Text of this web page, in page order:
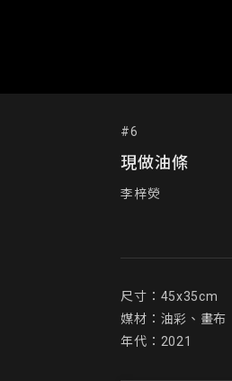
#6
現做油條
李梓熒
尺寸：45x35cm
媒材：油彩、畫布
年代：2021